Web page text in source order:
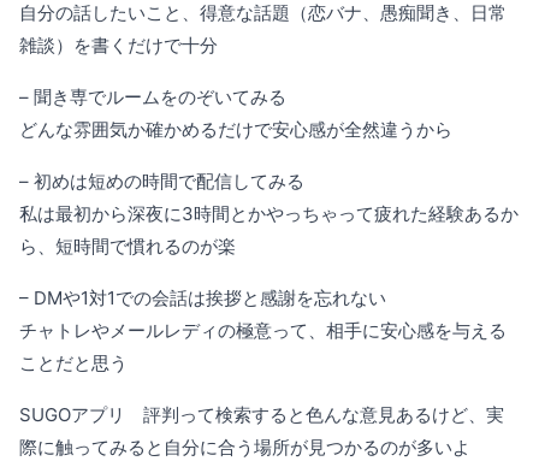
自分の話したいこと、得意な話題（恋バナ、愚痴聞き、日常
雑談）を書くだけで十分
– 聞き専でルームをのぞいてみる
どんな雰囲気か確かめるだけで安心感が全然違うから
– 初めは短めの時間で配信してみる
私は最初から深夜に3時間とかやっちゃって疲れた経験あるか
ら、短時間で慣れるのが楽
– DMや1対1での会話は挨拶と感謝を忘れない
チャトレやメールレディの極意って、相手に安心感を与える
ことだと思う
SUGOアプリ 評判って検索すると色んな意見あるけど、実
際に触ってみると自分に合う場所が見つかるのが多いよ